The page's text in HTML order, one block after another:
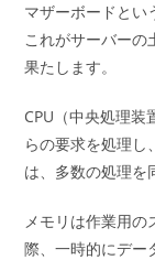
マザーボードとい
これがサーバーの
果たします。
CPU（中央処理
らの要求を処理し
は、多数の処理を
メモリは作業用の
際、一時的にデー